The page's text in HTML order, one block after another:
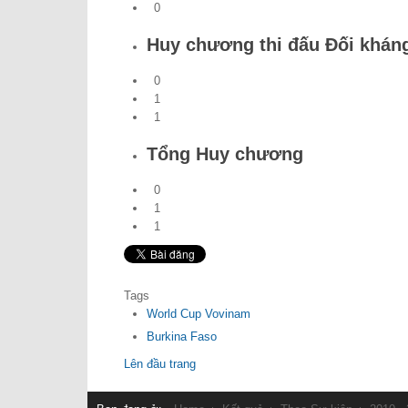
0
Huy chương thi đấu Đối
0
1
1
Tổng Huy chương
0
1
1
Tags
World Cup Vovinam
Burkina Faso
Lên đầu trang